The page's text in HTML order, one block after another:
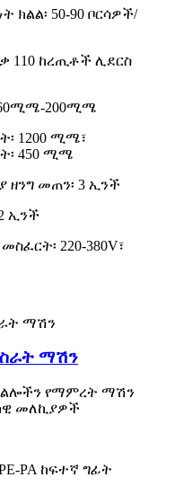
50-90 ቦርሳዎች/
110 ከረጢቶች ሊደርስ
60ሚሜ-200ሚሜ
1200 ሚሜ፣
450 ሚሜ
መጠን፡ 3 ኢንች
ኢንች
220-380V፣
ማሽን
የማምረት ማሽን
መለኪያዎች
PA ከፍተኛ ግፊት